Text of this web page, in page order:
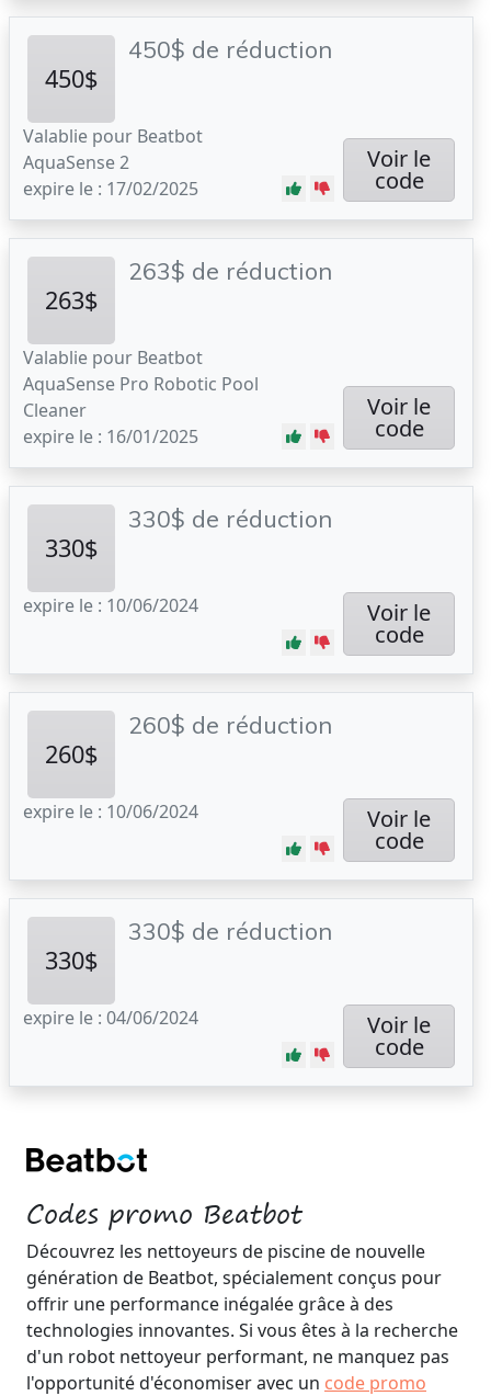
Codes promo Beatbot
Découvrez les nettoyeurs de piscine de nouvelle
génération de Beatbot, spécialement conçus pour
offrir une performance inégalée grâce à des
technologies innovantes. Si vous êtes à la recherche
d'un robot nettoyeur performant, ne manquez pas
l'opportunité d'économiser avec un code promo
450$
450$ de réduction
Valablie pour Beatbot
AquaSense 2
expire le : 17/02/2025
Voir le
code
263$
263$ de réduction
Valablie pour Beatbot
AquaSense Pro Robotic Pool
Cleaner
expire le : 16/01/2025
Voir le
code
330$
330$ de réduction
expire le : 10/06/2024 Voir le
code
260$
260$ de réduction
expire le : 10/06/2024 Voir le
code
330$
330$ de réduction
expire le : 04/06/2024 Voir le
code